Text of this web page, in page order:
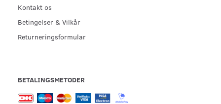
Kontakt os
Betingelser & Vilkår
Returneringsformular
BETALINGSMETODER